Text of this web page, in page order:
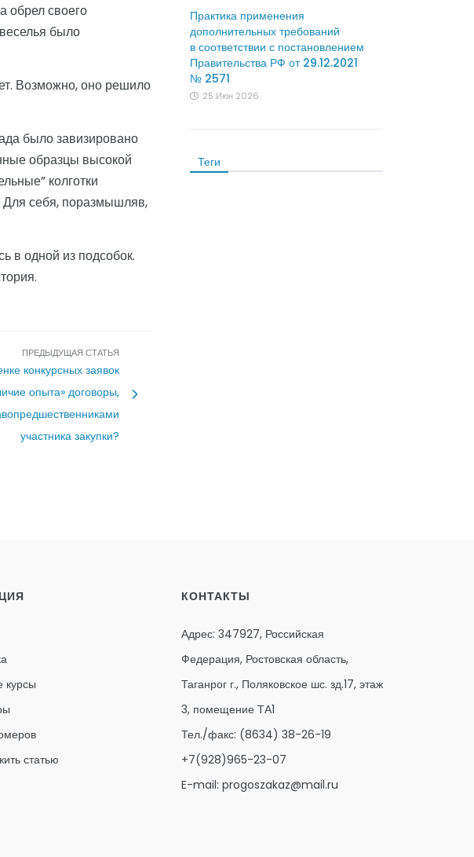
обрел своего
было
Возможно, оно решило
было завизировано
образцы высокой
колготки
себя, поразмышляв,
в одной из подсобок.
ПРЕДЫДУЩАЯ СТАТЬЯ
конкурсных заявок
опыта» договоры,
участника закупки?
Практика применения
дополнительных требований
в соответствии с постановлением
Правительства РФ от 29.12.2021
№ 2571
25 Июн 2026
Теги
курсы
статью
КОНТАКТЫ
Адрес: 347927, Российская
Федерация, Ростовская область,
Таганрог г., Поляковское шс. зд.17, этаж
3, помещение ТА1
Тел./факс: (8634) 38-26-19
+7(928)965-23-07
E-mail: progoszakaz@mail.ru